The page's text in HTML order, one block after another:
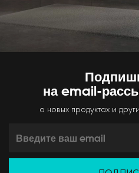
на email-
о новых продуктах и